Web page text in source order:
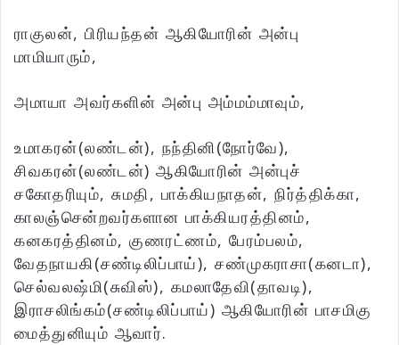
ராகுலன், பிரியந்தன் ஆகியோரின் அன்பு
மாமியாரும்,
அமாயா அவர்களின் அன்பு அம்மம்மாவும்,
உமாகரன்(லண்டன்), நந்தினி(நோர்வே),
சிவகரன்(லண்டன்) ஆகியோரின் அன்புச்
சகோதரியும், சுமதி, பாக்கியநாதன், நிர்த்திக்கா,
காலஞ்சென்றவர்களான பாக்கியரத்தினம்,
கனகரத்தினம், குணரட்ணம், பேரம்பலம்,
வேதநாயகி(சண்டிலிப்பாய்), சண்முகராசா(கனடா),
செல்வலஷ்மி(சுவிஸ்), கமலாதேவி(தாவடி),
இராசலிங்கம்(சண்டிலிப்பாய்) ஆகியோரின் பாசமிகு
மைத்துனியும் ஆவார்.